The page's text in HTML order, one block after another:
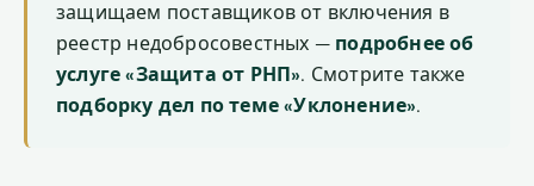
защищаем поставщиков от включения в
реестр недобросовестных — подробнее об
услуге «Защита от РНП». Смотрите также
подборку дел по теме «Уклонение».